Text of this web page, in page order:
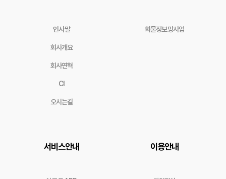
인사말
회사개요
회사연혁
CI
오시는길
화물정보망사업
서비스안내 이용안내